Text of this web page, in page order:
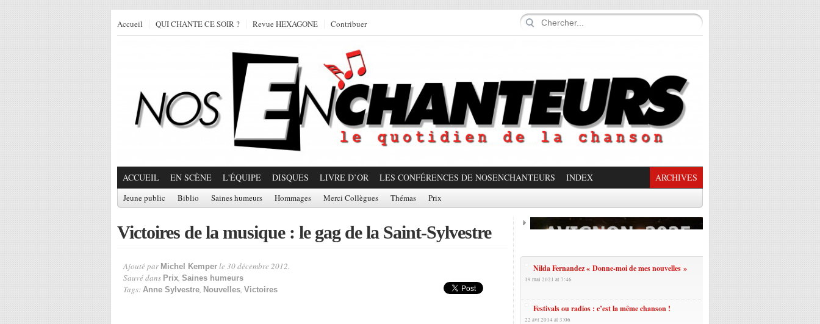
Accueil QUI CHANTE CE SOIR ? Revue HEXAGONE Contribuer
ACCUEIL EN SCÈNE L'ÉQUIPE DISQUES LIVRE D’OR LES CONFÉRENCES DE NOSENCHANTEURS INDEX ARCHIVES
Jeune public Biblio Saines humeurs Hommages Merci Collègues Thémas Prix
Victoires de la musique : le gag de la Saint-Sylvestre
Ajouté par Michel Kemper le 30 décembre 2012.
Sauvé dans Prix, Saines humeurs
Tags: Anne Sylvestre, Nouvelles, Victoires
Nilda Fernandez « Donne-moi de mes nouvelles »
19 mai 2021 at 7:46
Festivals ou radios : c’est la même chanson !
22 avr 2014 at 3:06